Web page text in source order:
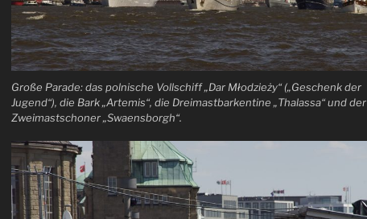
Große Parade: das polnische Vollschiff „Dar Młodzieży“ („Geschenk der
Jugend“), die Bark „Artemis“, die Dreimastbarkentine „Thalassa“ und der
Zweimastschoner „Swaensborgh“.